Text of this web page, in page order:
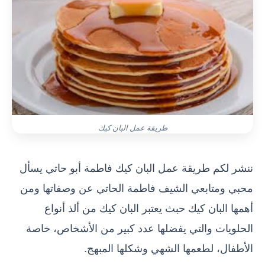
طريقة عمل البان كيك
ننشر لكم طريقة عمل البان كيك فاطمة أبو حاتي يسأل
محبي ومتابعي الشيف فاطمة الحاتي عن وصفاتها ومن
أهمها البان كيك حبث يعتبر البان كيك من ألذ أنواع
الحلويات والتي يفضلها عدد كبير من الأشخاص، خاصة
الأطفال، لطعمها الشهي وشكلها المبهج.